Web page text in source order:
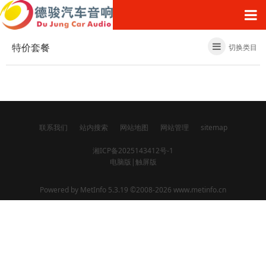
特价套餐 切换类目
联系我们 站内搜索 网站地图 网站管理 sitemap
湘ICP备2025143412号-1
电脑版 |触屏版
Powered by MetInfo 5.3.19 ©2008-2026 www.metinfo.cn